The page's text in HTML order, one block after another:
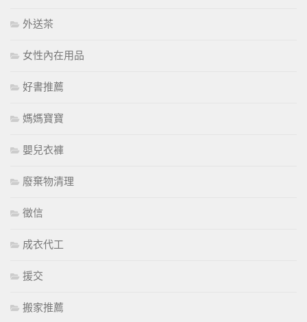
外送茶
女性內在用品
好書推薦
媽媽寶寶
嬰兒衣褲
廢棄物清理
徵信
成衣代工
援交
搬家推薦